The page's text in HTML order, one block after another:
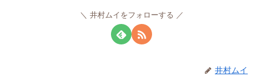
井村ムイをフォローする
井村ムイ